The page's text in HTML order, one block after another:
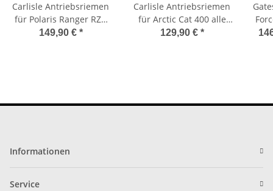
Carlisle Antriebsriemen
für Polaris Ranger RZR
149,90 € *
Carlisle Antriebsriemen
für Arctic Cat 400 alle
Typen Bj. 2003-08
129,90 € *
Informationen
Service